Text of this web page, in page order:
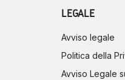
LEGALE
Avviso legale
Politica della
Avviso Legale